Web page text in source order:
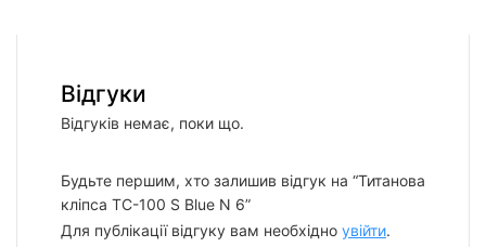
Відгуки
Відгуків немає, поки що.
Будьте першим, хто залишив відгук на “Титанова
кліпса TC-100 S Blue N 6”
Для публікації відгуку вам необхідно увійти.